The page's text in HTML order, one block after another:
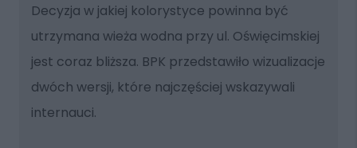
Decyzja w jakiej kolorystyce powinna być
utrzymana wieża wodna przy ul. Oświęcimskiej
jest coraz bliższa. BPK przedstawiło wizualizacje
dwóch wersji, które najczęściej wskazywali
internauci.